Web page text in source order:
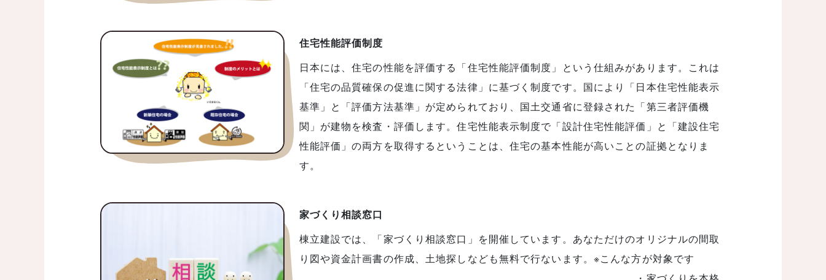
住宅性能評価制度
日本には、住宅の性能を評価する「住宅性能評価制度」という仕組みがあります。これは
「住宅の品質確保の促進に関する法律」に基づく制度です。国により「日本住宅性能表示
基準」と「評価方法基準」が定められており、国土交通省に登録された「第三者評価機
関」が建物を検査・評価します。住宅性能表示制度で「設計住宅性能評価」と「建設住宅
性能評価」の両方を取得するということは、住宅の基本性能が高いことの証拠となりま
す。
家づくり相談窓口
棟立建設では、「家づくり相談窓口」を開催しています。あなただけのオリジナルの間取
り図や資金計画書の作成、土地探しなども無料で行ないます。※こんな方が対象です